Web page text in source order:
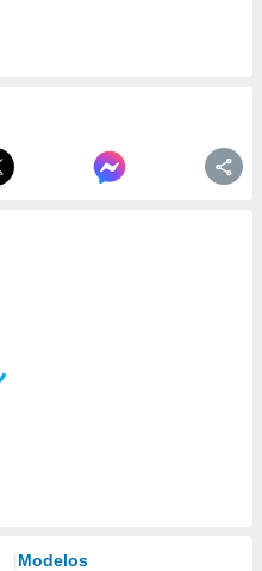
Modelos